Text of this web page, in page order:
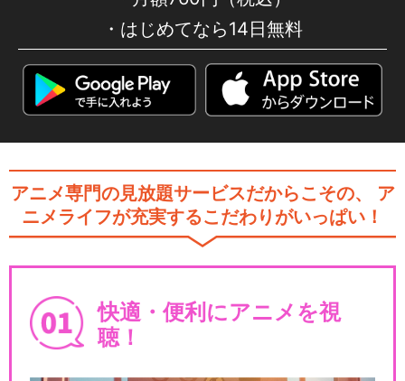
はじめてなら14日無料
アニメ専門の見放題サービスだからこその、
ア
ニメライフが充実するこだわりがいっぱい！
快適・便利にアニメを視
聴！